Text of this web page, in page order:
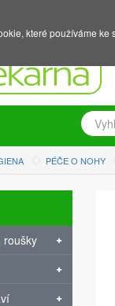
PÉČE O NOHY
roušky
které používáme